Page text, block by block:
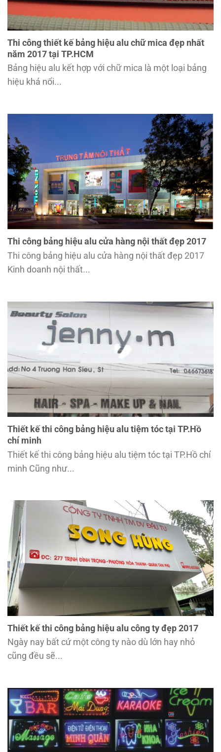
Thi công thiết kế bảng hiệu alu chữ mica đẹp nhất
năm 2017 tại TP.HCM
Bảng hiệu alu kết hợp với chữ mica là một loại bảng
hiệu khá nổi...
Thi công bảng hiệu alu cửa hàng nội thất đẹp 2017
Thi công bảng hiệu alu cửa hàng nội thất đẹp 2017
Kinh doanh nội thất...
Thiết kế thi công bảng hiệu alu tiệm tóc tại TP.Hồ
chí minh
Thiết kế thi công bảng hiệu alu tiệm tóc tại TP.Hồ chí
minh Cũng như...
Thiết kế thi công bảng hiệu alu công ty đẹp 2017
Ngày nay bất cứ một công ty nào dù lớn hay nhỏ
cũng đều sẽ...